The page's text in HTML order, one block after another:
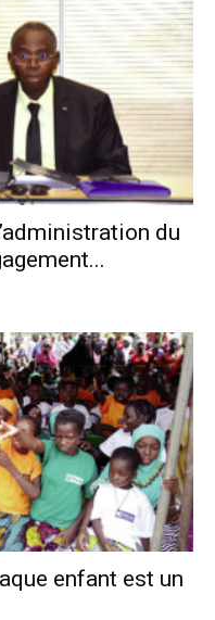
du
enfant est un